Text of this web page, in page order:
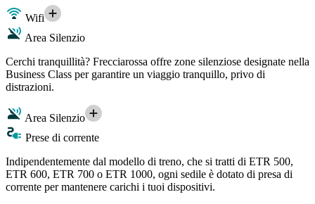
Wifi
Area Silenzio
Cerchi tranquillità? Frecciarossa offre zone silenziose designate nella
Business Class per garantire un viaggio tranquillo, privo di
distrazioni.
Area Silenzio
Prese di corrente
Indipendentemente dal modello di treno, che si tratti di ETR 500,
ETR 600, ETR 700 o ETR 1000, ogni sedile è dotato di presa di
corrente per mantenere carichi i tuoi dispositivi.